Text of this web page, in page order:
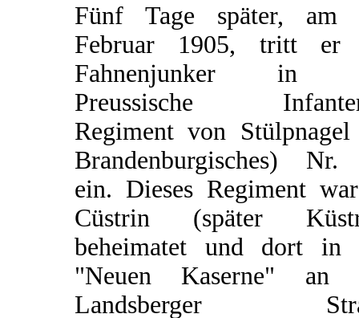
Fünf Tage später, am
Februar 1905, tritt er
Fahnenjunker in
Preussische
Regiment von
Brandenburgisches)
ein. Dieses Regiment
Cüstrin (später
beheimatet und dort in
"Neuen Kaserne" an
Landsberger